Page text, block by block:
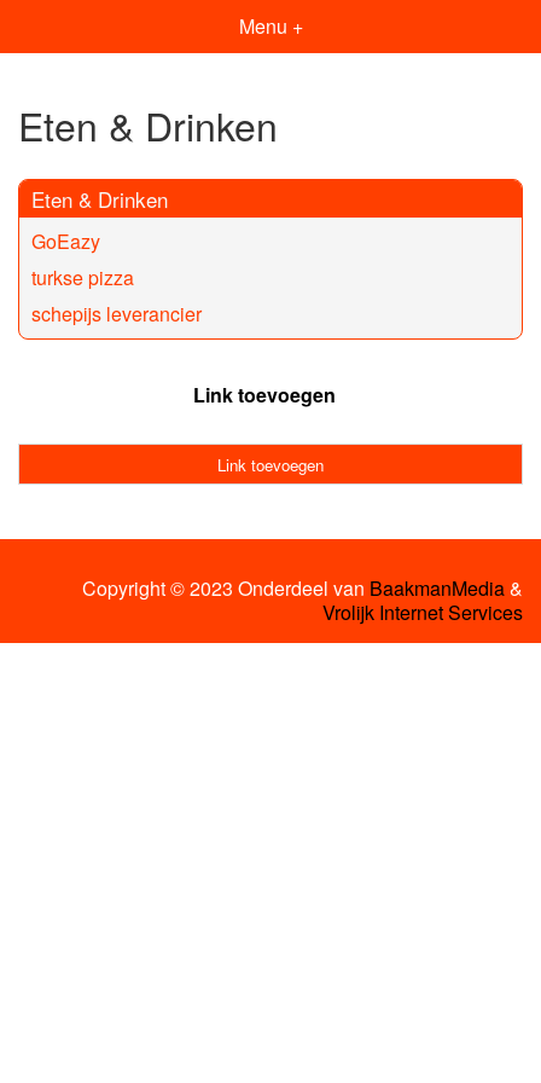
Menu +
Eten & Drinken
Eten & Drinken
GoEazy
turkse pizza
schepijs leverancier
Link toevoegen
Link toevoegen
Copyright © 2023 Onderdeel van BaakmanMedia&
Vrolijk Internet Services